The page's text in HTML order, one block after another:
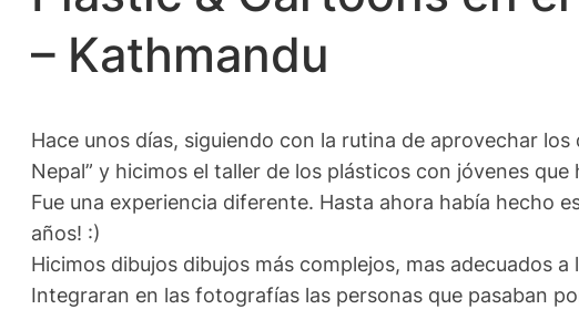
– Kathmandu
Hace unos días, siguiendo con la rutina de aprovechar
Nepal” y hicimos el taller de los plásticos con jóvenes
Fue una experiencia diferente. Hasta ahora había hecho
años! :)
Hicimos dibujos dibujos más complejos, mas adecuados
Integraran en las fotografías las personas que pasaban